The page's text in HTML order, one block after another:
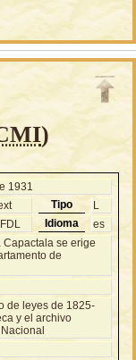
)
1931
Tipo
L
Idioma es
se erige
de
de leyes de 1825-
y el archivo